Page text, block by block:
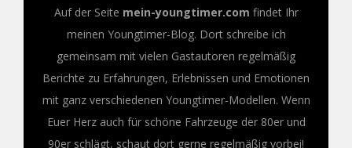
Auf der Seite mein-youngtimer.com findet Ihr
meinen Youngtimer-Blog. Dort schreibe ich
gemeinsam mit vielen Gastautoren regelmäßig
Berichte zu Erfahrungen, Erlebnissen und Emotionen
mit ganz verschiedenen Youngtimer-Modellen. Wenn
Euer Herz auch für schöne Fahrzeuge der 80er und
90er schlägt, schaut dort gerne regelmäßig vorbei!